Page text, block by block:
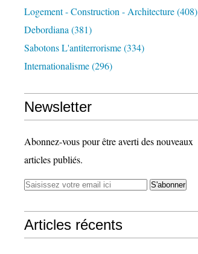
Logement - Construction - Architecture(408)
Debordiana (381)
Sabotons L'antiterrorisme(334)
Internationalisme(296)
Newsletter
Abonnez-vous pour être averti des nouveaux
articles publiés.
Articles récents